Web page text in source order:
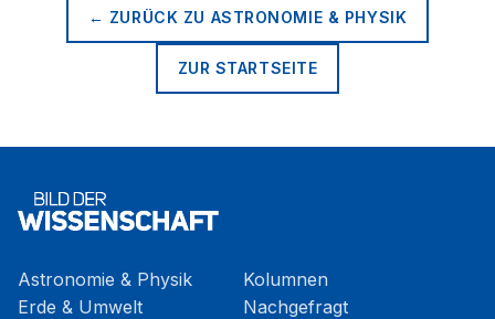
← ZURÜCK ZU ASTRONOMIE & PHYSIK
ZUR STARTSEITE
Astronomie & Physik
Erde & Umwelt
Kolumnen
Nachgefragt